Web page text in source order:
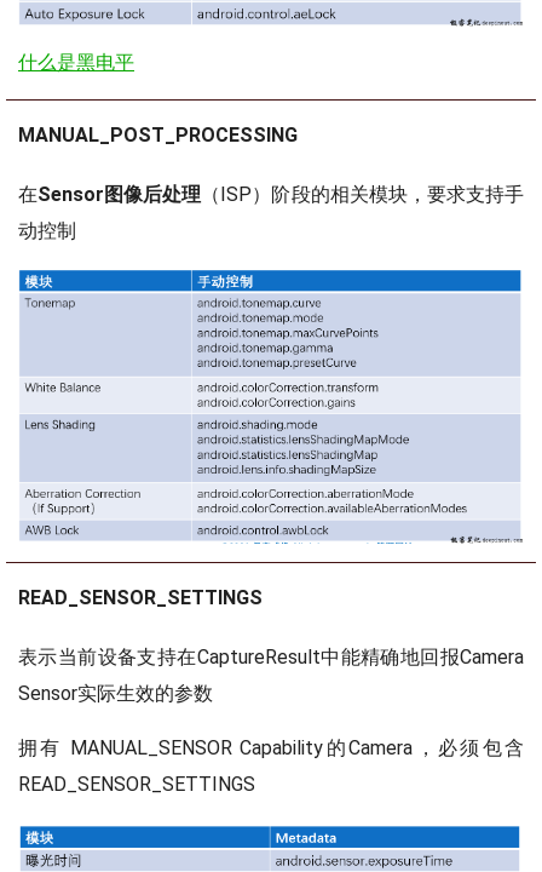
什么是黑电平
MANUAL_POST_PROCESSING
在Sensor图像后处理 （ISP）阶段的相关模块，要求支持手
动控制
READ_SENSOR_SETTINGS
表示当前设备支持在CaptureResult中能精确地回报Camera
Sensor实际生效的参数
拥有 MANUAL_SENSOR Capability的Camera，必须包含
READ_SENSOR_SETTINGS